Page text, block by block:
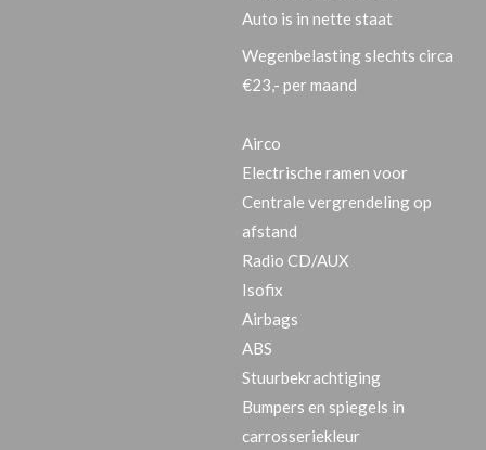
Auto is in nette staat
Wegenbelasting slechts circa
€23,- per maand
Airco
Electrische ramen voor
Centrale vergrendeling op
afstand
Radio CD/AUX
Isofix
Airbags
ABS
Stuurbekrachtiging
Bumpers en spiegels in
carrosseriekleur